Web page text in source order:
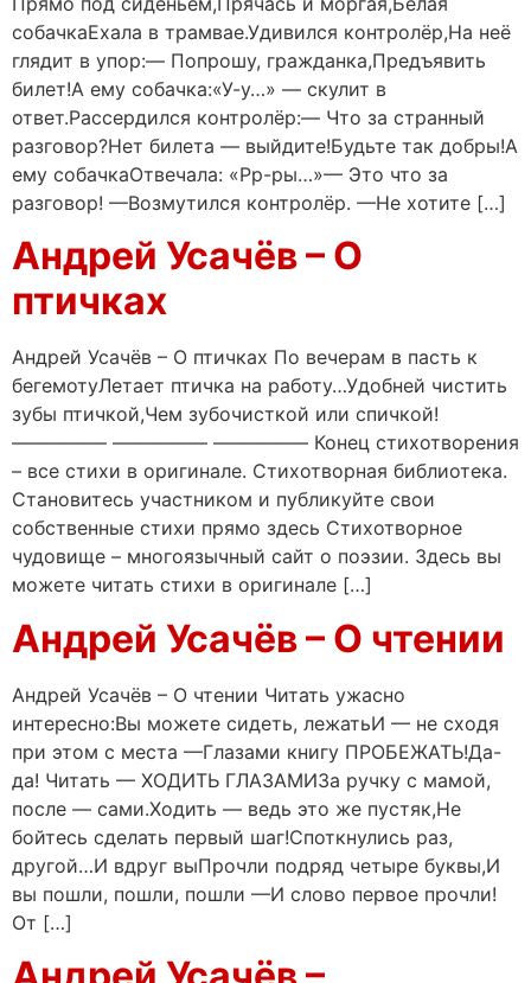
собачкаЕхала в трамвае.Удивился контролёр,На неё
глядит в упор:— Попрошу, гражданка,Предъявить
билет!А ему собачка:«У-у…» — скулит в
ответ.Рассердился контролёр:— Что за странный
разговор?Нет билета — выйдите!Будьте так добры!А
ему собачкаОтвечала: «Рр-ры…»— Это что за
разговор! —Возмутился контролёр. —Не хотите […]
Андрей Усачёв – О
птичках
Андрей Усачёв – О птичках По вечерам в пасть к
бегемотуЛетает птичка на работу…Удобней чистить
зубы птичкой,Чем зубочисткой или спичкой!
————— ————— ————— Конец стихотворения
– все стихи в оригинале. Стихотворная библиотека.
Становитесь участником и публикуйте свои
собственные стихи прямо здесь Стихотворное
чудовище – многоязычный сайт о поэзии. Здесь вы
можете читать стихи в оригинале […]
Андрей Усачёв – О чтении
Андрей Усачёв – О чтении Читать ужасно
интересно:Вы можете сидеть, лежатьИ — не сходя
при этом с места —Глазами книгу ПРОБЕЖАТЬ!Да-
да! Читать — ХОДИТЬ ГЛАЗАМИЗа ручку с мамой,
после — сами.Ходить — ведь это же пустяк,Не
бойтесь сделать первый шаг!Споткнулись раз,
другой…И вдруг выПрочли подряд четыре буквы,И
вы пошли, пошли, пошли —И слово первое прочли!
От […]